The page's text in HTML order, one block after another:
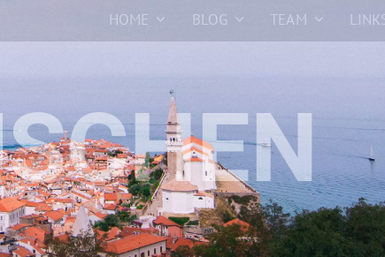
HOME BLOG TEAM